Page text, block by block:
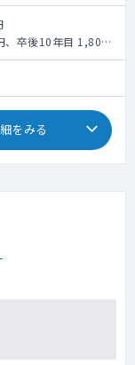
卒後10年目 1,800
万円
をみる